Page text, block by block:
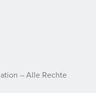
– Alle Rechte